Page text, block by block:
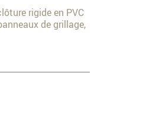
rigide en PVC
de grillage,